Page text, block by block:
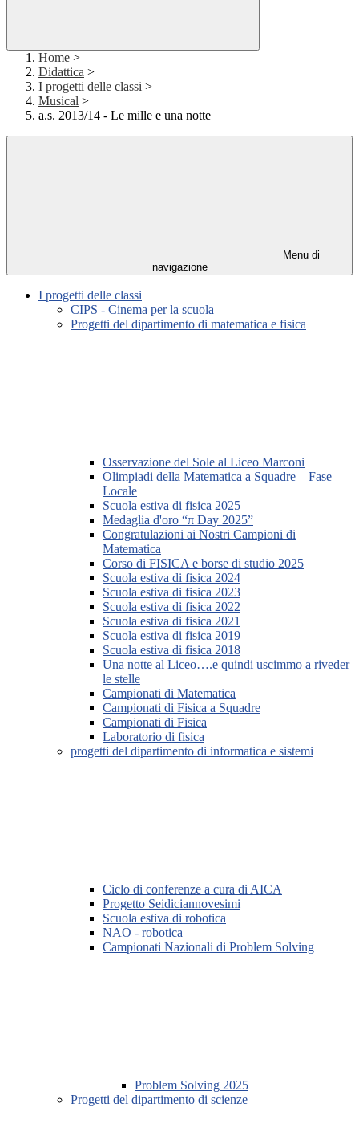
Home >
Didattica >
I progetti delle classi >
Musical >
a.s. 2013/14 - Le mille e una notte
Menu di
navigazione
I progetti delle classi
CIPS - Cinema per la scuola
Progetti del dipartimento di matematica e fisica
Osservazione del Sole al Liceo Marconi
Olimpiadi della Matematica a Squadre – Fase
Locale
Scuola estiva di fisica 2025
Medaglia d'oro “π Day 2025”
Congratulazioni ai Nostri Campioni di
Matematica
Corso di FISICA e borse di studio 2025
Scuola estiva di fisica 2024
Scuola estiva di fisica 2023
Scuola estiva di fisica 2022
Scuola estiva di fisica 2021
Scuola estiva di fisica 2019
Scuola estiva di fisica 2018
Una notte al Liceo….e quindi uscimmo a riveder
le stelle
Campionati di Matematica
Campionati di Fisica a Squadre
Campionati di Fisica
Laboratorio di fisica
progetti del dipartimento di informatica e sistemi
Ciclo di conferenze a cura di AICA
Progetto Seidiciannovesimi
Scuola estiva di robotica
NAO - robotica
Campionati Nazionali di Problem Solving
Problem Solving 2025
Progetti del dipartimento di scienze